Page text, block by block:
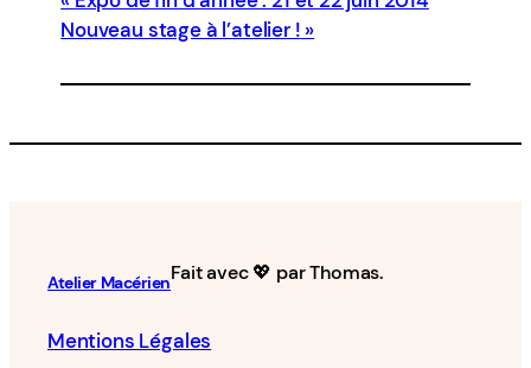
Nouveau stage à l’atelier !
Atelier MacérienFait avec 💖 par Thomas.
Mentions Légales